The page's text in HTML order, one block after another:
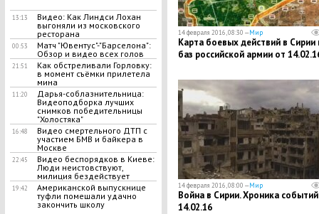
13:13
Видео: Как Линдси Лохан
выгоняли из московского
ресторана
00:53
Матч "Ювентус"-"Барселона":
Обзор и видео всех голов
21:51
Как обстреливали Горловку:
в момент съёмки прилетела
мина
11:20
Дарья-соблазнительница:
Видеоподборка лучших
снимков победительницы
"Холостяка"
16:48
Видео смертельного ДТП с
участием БМВ и байкера в
Москве
22:45
Видео беспорядков в Киеве:
Люди неистовствуют,
милиция бездействует
19:42
Американской выпускнице
туфли помешали удачно
закончить школу
14 февраля 2016, 08:30 —Мир
Карта боевых действий в Сирии
баз российской армии от
14 февраля 2016, 08:00 —Мир
Война в Сирии. Хроника событий
14.02.16